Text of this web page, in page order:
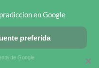
MÓVILES OFERTAS EN
×
en Google
preferida
de Google